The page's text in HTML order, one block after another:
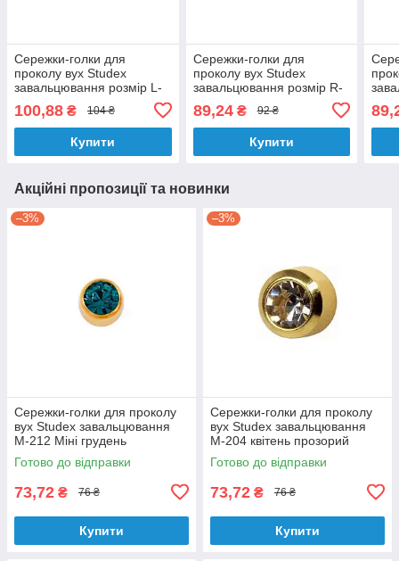
Сережки-голки для
проколу вух Studex
завальцювання розмір L-
100,88 ₴ 104 ₴
Купити
Сережки-голки для
проколу вух Studex
завальцювання розмір R-
89,24₴ 92 ₴
Купити
Акційні пропозиції та новинки
–3%
Сережки-голки для проколу
вух Studex завальцювання
М-212 Міні грудень
Готово до відправки
73,72 ₴ 76 ₴
Купити
–3%
Сережки-голки для проколу
вух Studex завальцювання
М-204 квітень прозорий
Готово до відправки
73,72 ₴ 76 ₴
Купити